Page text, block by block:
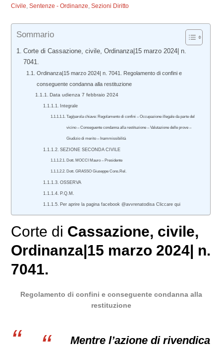
Civile,Sentenze - Ordinanze,Sezioni Diritto
Sommario
Corte di Cassazione, civile, Ordinanza|15 marzo 2024| n.
7041.
Ordinanza|15 marzo 2024| n. 7041. Regolamento di confini e
conseguente condanna alla restituzione
Data udienza 7 febbraio 2024
Integrale
Tag/parola chiave: Regolamento di confini – Occupazione illegale da parte del
vicino – Conseguente condanna alla restituzione – Valutazione delle prove –
Giudizio di merito – Inammissibilità
SEZIONE SECONDA CIVILE
Dott. MOCCI Mauro – Presidente
Dott. GRASSO Giuseppe Cons.Rel.
OSSERVA
P.Q.M.
Per aprire la pagina facebook @avvrenatodisa Cliccare qui
Corte di Cassazione, civile,
Ordinanza|15 marzo 2024| n.
7041.
Regolamento di confini e conseguente condanna alla
restituzione
Mentre l’azione di rivendica